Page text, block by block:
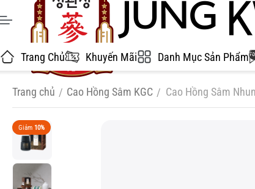
Trang Chủ Khuyến Mãi Danh Mục Sản Phẩm
Trang chủ / Cao Hồng Sâm KGC / Cao Hồng Sâm
Giảm 10%